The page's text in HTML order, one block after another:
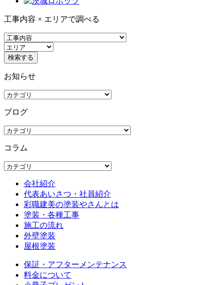
工事内容 × エリアで調べる
お知らせ
ブログ
コラム
会社紹介
代表あいさつ・社員紹介
彩職建美の塗装やさんとは
塗装・各種工事
施工の流れ
外壁塗装
屋根塗装
保証・アフターメンテナンス
料金について